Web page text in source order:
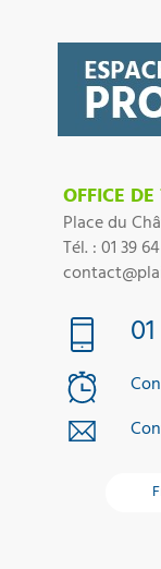
OFFICE
Place du
Tél. : 01 39